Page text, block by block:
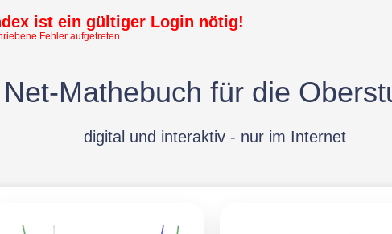
ist ein gültiger Login nötig!
Fehler aufgetreten.
Net-Mathebuch für die
digital und interaktiv - nur im Internet